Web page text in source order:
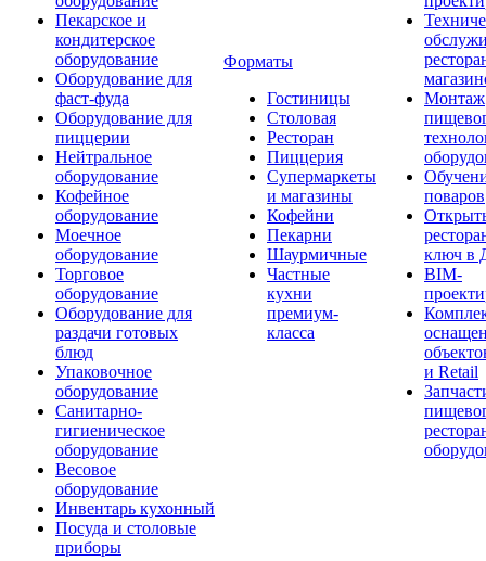
Пекарское и
кондитерское
оборудование
Оборудование для
фаст-фуда
Оборудование для
пиццерии
Нейтральное
оборудование
Кофейное
оборудование
Моечное
оборудование
Торговое
оборудование
Оборудование для
раздачи готовых
блюд
Упаковочное
оборудование
Санитарно-
гигиеническое
оборудование
Весовое
оборудование
Инвентарь кухонный
Посуда и столовые
приборы
Форматы
Гостиницы
Столовая
Ресторан
Пиццерия
Супермаркеты
и магазины
Кофейни
Пекарни
Шаурмичные
Частные
кухни
премиум-
класса
Монтаж
поваров
ключ в
BIM-
и Retail